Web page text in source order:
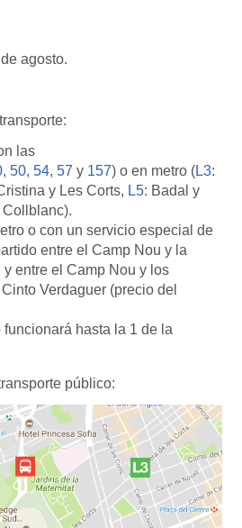
agosto.
las
, 50, 54, 57 y 157) o en metro (L3:
y Les Corts, L5: Badal y
Collblanc).
o con un servicio especial de
entre el Camp Nou y la
entre el Camp Nou y los
Verdaguer (precio del
hasta la 1 de la
público: